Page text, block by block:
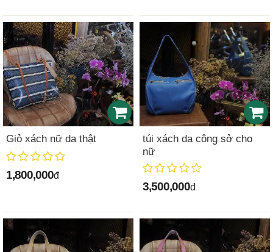
Giỏ xách nữ da thật
1,800,000đ
túi xách da công sở cho
nữ
3,500,000đ